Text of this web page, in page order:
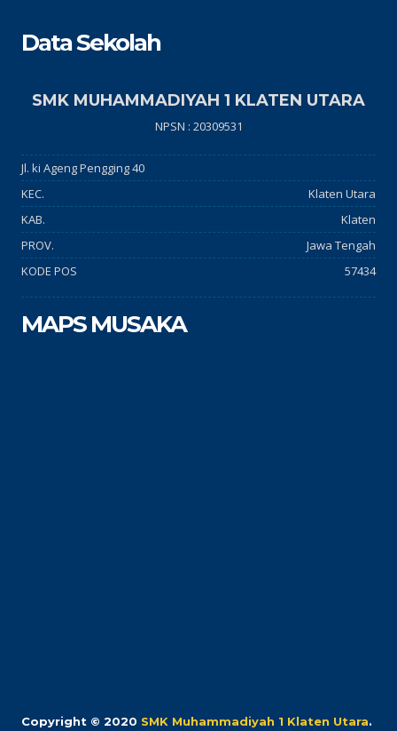
Data Sekolah
SMK MUHAMMADIYAH 1 KLATEN UTARA
NPSN : 20309531
Jl. ki Ageng Pengging 40
KEC.
Klaten Utara
KAB.
Klaten
PROV.
Jawa Tengah
KODE POS
57434
MAPS MUSAKA
Copyright © 2020 SMK Muhammadiyah 1 Klaten Utara.